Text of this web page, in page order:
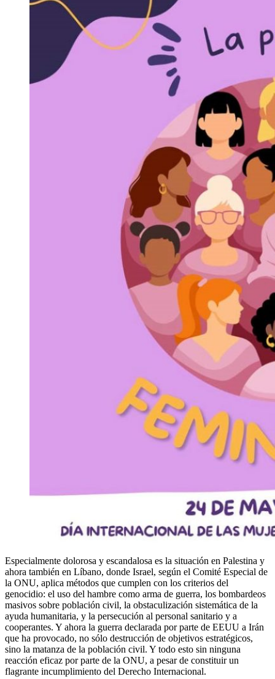
Especialmente dolorosa y escandalosa es la situación en Palestina y
ahora también en Líbano, donde Israel, según el Comité Especial de
la ONU, aplica métodos que cumplen con los criterios del
genocidio: el uso del hambre como arma de guerra, los bombardeos
masivos sobre población civil, la obstaculización sistemática de la
ayuda humanitaria, y la persecución al personal sanitario y a
cooperantes. Y ahora la guerra declarada por parte de EEUU a Irán
que ha provocado, no sólo destrucción de objetivos estratégicos,
sino la matanza de la población civil. Y todo esto sin ninguna
reacción eficaz por parte de la ONU, a pesar de constituir un
flagrante incumplimiento del Derecho Internacional.